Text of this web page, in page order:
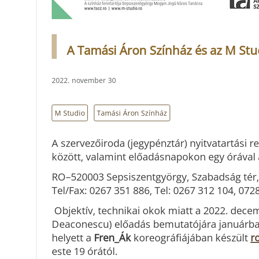
A Tamási Áron Színház és az M
2022. november 30
M Studio Tamási Áron Színház
A szervezőiroda (jegypénztár) nyitvatartási
között, valamint előadásnapokon egy
RO–520003 Sepsiszentgyörgy, Szabadság
Tel/Fax: 0267 351 886, Tel: 0267 312 104,
Objektív, technikai okok miatt a 2022.
Deaconescu) előadás bemutatójára
helyett a Fren_Ákkoreográfiájában készült
este 19 órától.